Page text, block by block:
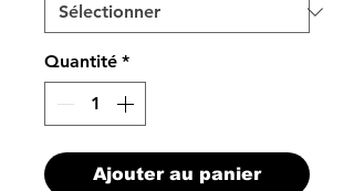
Quantité *
Ajouter au panier